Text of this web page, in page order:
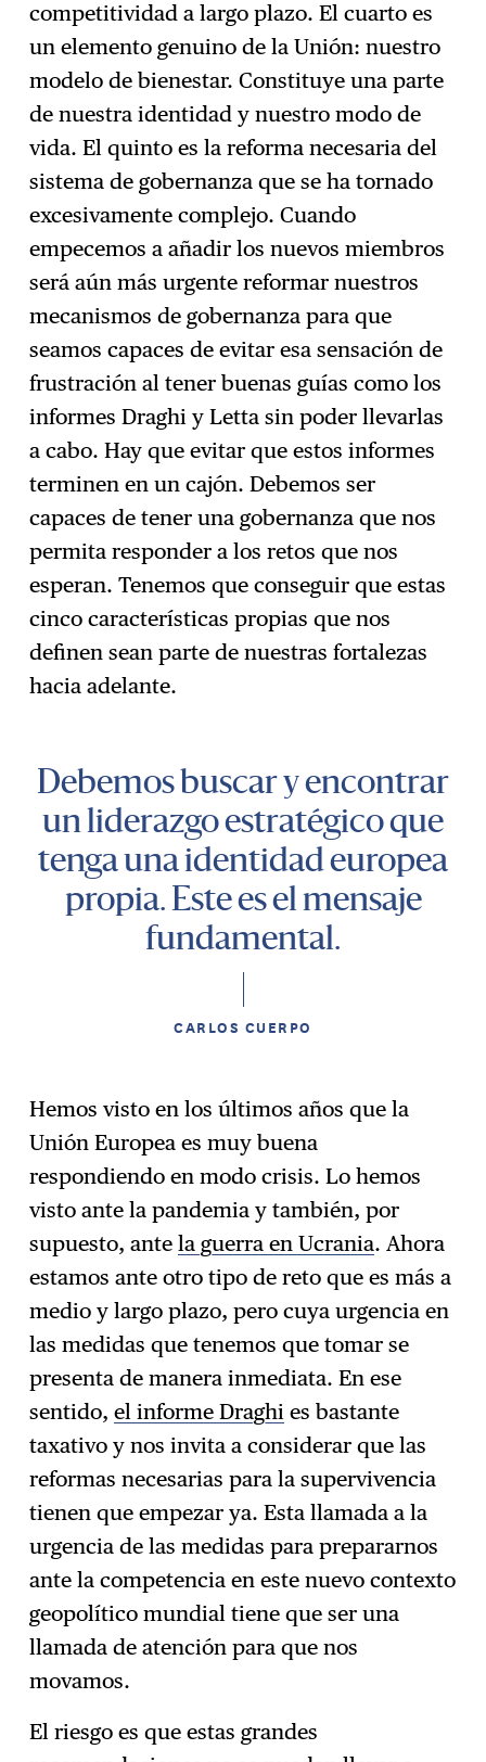
competitividad a largo plazo. El cuarto es
un elemento genuino de la Unión: nuestro
modelo de bienestar. Constituye una parte
de nuestra identidad y nuestro modo de
vida. El quinto es la reforma necesaria del
sistema de gobernanza que se ha tornado
excesivamente complejo. Cuando
empecemos a añadir los nuevos miembros
será aún más urgente reformar nuestros
mecanismos de gobernanza para que
seamos capaces de evitar esa sensación de
frustración al tener buenas guías como los
informes Draghi y Letta sin poder llevarlas
a cabo. Hay que evitar que estos informes
terminen en un cajón. Debemos ser
capaces de tener una gobernanza que nos
permita responder a los retos que nos
esperan. Tenemos que conseguir que estas
cinco características propias que nos
definen sean parte de nuestras fortalezas
hacia adelante.
Debemos buscar y encontrar
un liderazgo estratégico que
tenga una identidad europea
propia. Este es el mensaje
fundamental.
CARLOS CUERPO
Hemos visto en los últimos años que la
Unión Europea es muy buena
respondiendo en modo crisis. Lo hemos
visto ante la pandemia y también, por
supuesto, antela guerra en Ucrania. Ahora
estamos ante otro tipo de reto que es más a
medio y largo plazo, pero cuya urgencia en
las medidas que tenemos que tomar se
presenta de manera inmediata. En ese
sentido,el informe Draghi es bastante
taxativo y nos invita a considerar que las
reformas necesarias para la supervivencia
tienen que empezar ya. Esta llamada a la
urgencia de las medidas para prepararnos
ante la competencia en este nuevo contexto
geopolítico mundial tiene que ser una
llamada de atención para que nos
movamos.
El riesgo es que estas grandes